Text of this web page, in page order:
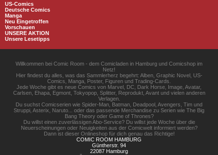
US-Comics
Deutsche Comics
Manga
Neu Eingetroffen
Vorschauen
UNSERE AKTION
Unsere Lesetipps
Willkommen bei Comic Room - dem Comicladen in Hamburg und Comicshop im
Netz!
Hier findest du alles, was das Sammlerherz begehrt: Alben, Graphic Novel, US-
Comics, Manga, Poster, Figuren und Trading-Cards.
Jede Woche gibt es neue Comics von Marvel, DC, Dark Horse, Image, Avatar,
Carlsen, Ehapa, Egmont, Tokyopop, Splitter, Reprodukt, Avant und vielen anderen
Verlagen.
Du suchst Comicserien wie Spider-Man, Batman, Deadpool, Avengers, Tim und
Struppi, Asterix, Naruto... oder das passende Merchandise zu Serien wie The Big
Bang Theory oder Game of Thrones?
Du willst einen zuverlässigen Abo-Service? Du willst jede Woche über die
Neuerscheinungen oder Neuigkeiten aus der Comicwelt informiert werden?
Dann ist dieser Onlineshop für dich genau das Richtige!
COMIC ROOM HAMBURG
Güntherstr. 94
22087 Hamburg